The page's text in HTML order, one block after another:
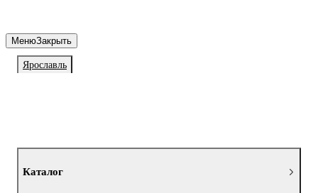
Ярославль
МенюЗакрыть
Каталог